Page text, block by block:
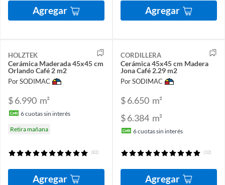
Agregar Agregar
HOLZTEK
Cerámica Maderada 45x45 cm
Orlando Café 2 m2
Por SODIMAC
$ 6.990 m²
6cuotas sin interés
Retira mañana
(82)
Agregar
CORDILLERA
Cerámica 45x45 cm Madera
Jona Café 2.29 m2
Por SODIMAC
$ 6.650 m²
$ 6.384 m²
6cuotas sin interés
(32)
Agregar